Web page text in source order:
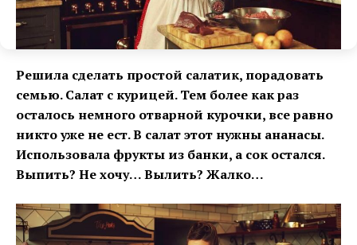
Решила сделать простой салатик, порадовать
семью. Салат с курицей. Тем более как раз
осталось немного отварной курочки, все равно
никто уже не ест. В салат этот нужны ананасы.
Использовала фрукты из банки, а сок остался.
Выпить? Не хочу… Вылить? Жалко…